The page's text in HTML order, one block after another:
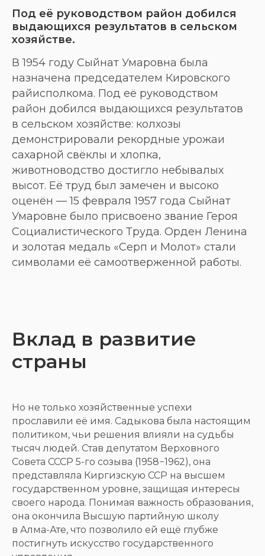
Под её руководством район добился
выдающихся результатов в сельском
хозяйстве.
В 1954 году Сыйнат Умаровна была
назначена председателем Кировского
райисполкома. Под её руководством
район добился выдающихся результатов
в сельском хозяйстве: колхозы
демонстрировали рекордные урожаи
сахарной свёклы и хлопка,
животноводство достигло небывалых
высот. Её труд был замечен и высоко
оценён — 15 февраля 1957 года Сыйнат
Умаровне было присвоено звание Героя
Социалистического Труда. Орден Ленина
и золотая медаль «Серп и Молот» стали
символами её самоотверженной работы.
Вклад в развитие
страны
Но не только хозяйственные успехи
прославили её имя. Садыкова была настоящим
политиком, чьи решения влияли на судьбы
тысяч людей. Став депутатом Верховного
Совета СССР 5-го созыва (1958−1962), она
представляла Киргизскую ССР на высшем
государственном уровне, защищая интересы
своего народа. Понимая важность образования,
она окончила Высшую партийную школу
в Алма-Ате, что позволило ей ещё глубже
постигнуть искусство государственного